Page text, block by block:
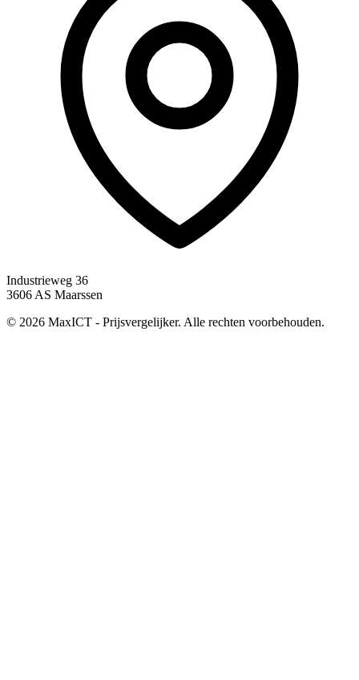
Industrieweg 36
3606 AS Maarssen
© 2026 MaxICT - Prijsvergelijker. Alle rechten voorbehouden.